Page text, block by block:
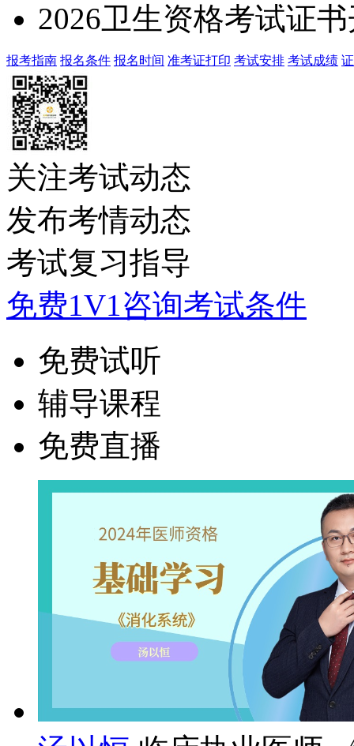
2026卫生资格考试证
报考指南 报名条件 报名时间 准考证打印 考试安排 考试成绩
关注考试动态
发布考情动态
考试复习指导
免费1V1咨询考试条件
免费试听
辅导课程
免费直播